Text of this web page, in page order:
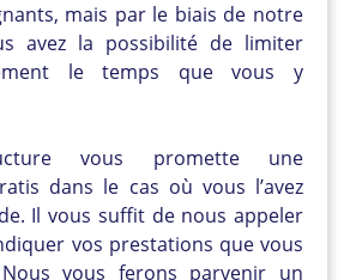
mais par le biais de notre
avez la possibilité de limiter
le temps que vous y
vous promette une
dans le cas où vous l’avez
Il vous suffit de nous appeler
vos prestations que vous
Nous vous ferons parvenir un